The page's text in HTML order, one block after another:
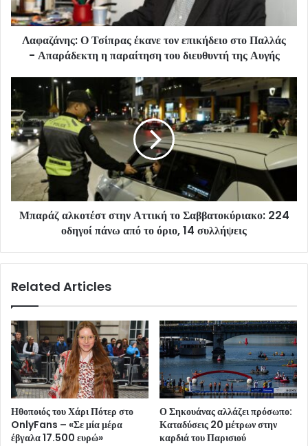
Λαφαζάνης: Ο Τσίπρας έκανε τον επικήδειο στο Παλλάς
- Απαράδεκτη η παραίτηση του διευθυντή της Αυγής
Μπαράζ αλκοτέστ στην Αττική το Σαββατοκύριακο: 224
οδηγοί πάνω από το όριο, 14 συλλήψεις
Related Articles
Ηθοποιός του Χάρι Πότερ στο
OnlyFans – «Σε μία μέρα
έβγαλα 17.500 ευρώ»
Ο Σηκουάνας αλλάζει πρόσωπο:
Καταδύσεις 20 μέτρων στην
καρδιά του Παρισιού